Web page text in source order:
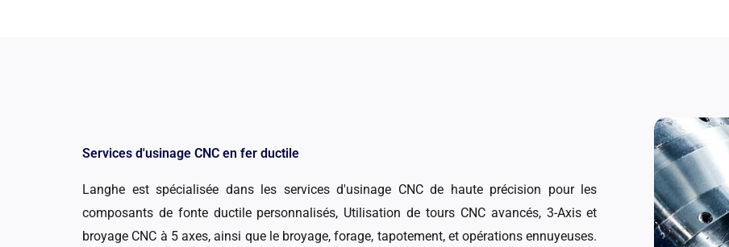
Services d'usinage CNC en fer ductile
Langhe est spécialisée dans les services d'usinage CNC de haute précision pour les
composants de fonte ductile personnalisés, Utilisation de tours CNC avancés, 3-Axis et
broyage CNC à 5 axes, ainsi que le broyage, forage, tapotement, et opérations ennuyeuses.